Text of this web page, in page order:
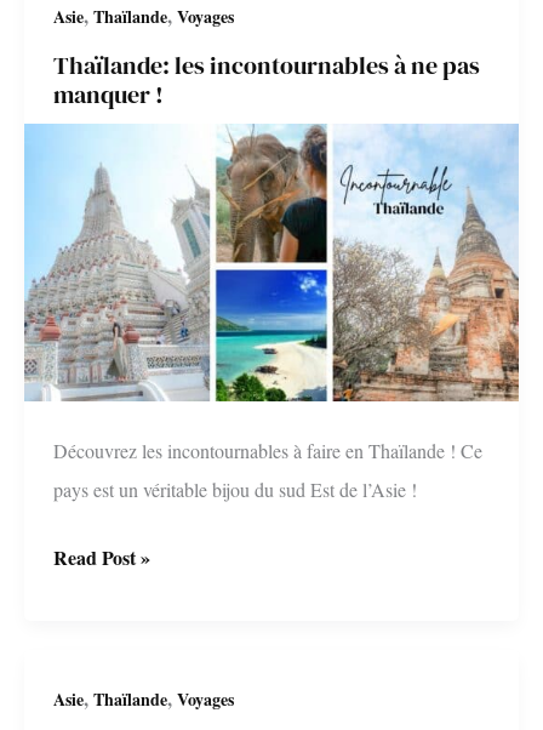
Thaïlande
:
le
ultime
Asie,Thaïlande,Voyages
Thaïlande: les incontournables à ne pas
manquer !
Découvrez les incontournables à faire en Thaïlande ! Ce
pays est un véritable bijou du sud Est de l’Asie !
Thaïlande:
ne
Read Post »
Asie,Thaïlande,Voyages